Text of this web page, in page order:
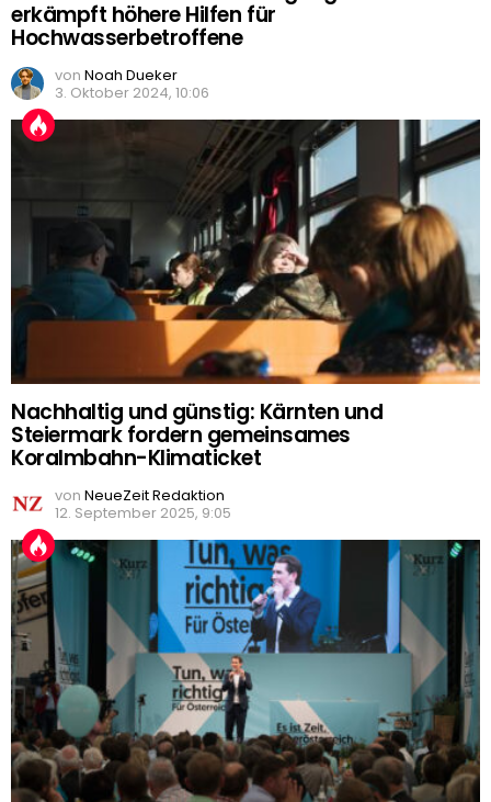
erkämpft höhere Hilfen für
Hochwasserbetroffene
von Noah Dueker
3. Oktober 2024, 10:06
Nachhaltig und günstig: Kärnten und
Steiermark fordern gemeinsames
Koralmbahn-Klimaticket
von NeueZeit Redaktion
12. September 2025, 9:05